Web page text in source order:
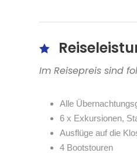
Im Reisepreis sind
Alle
6 x Exkursionen,
Ausflüge auf die
4 Bootstouren